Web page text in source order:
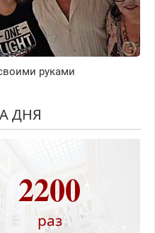
руками
ДНЯ
2200
раз